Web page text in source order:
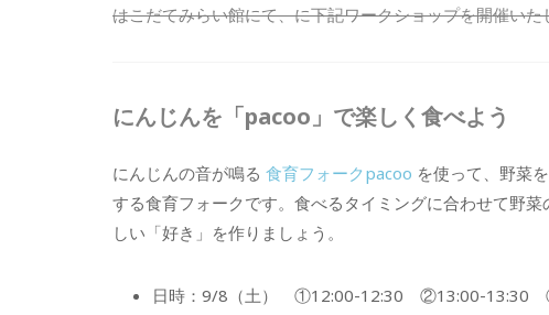
はこだてみらい館にて、に下記ワークショップを開催い
にんじんを「pacoo」で楽しく食べよう
にんじんの音が鳴る 食育フォークpacoo を使って、野菜
する食育フォークです。食べるタイミングに合わせて野
しい「好き」を作りましょう。
日時：9/8（土） ①12:00-12:30 ②13:00-13:30